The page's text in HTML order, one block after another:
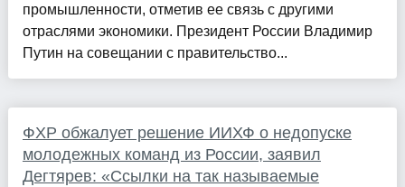
промышленности, отметив ее связь с другими
отраслями экономики. Президент России Владимир
Путин на совещании с правительство...
ФХР обжалует решение ИИХФ о недопуске
молодежных команд из России, заявил
Дегтярев: «Ссылки на так называемые